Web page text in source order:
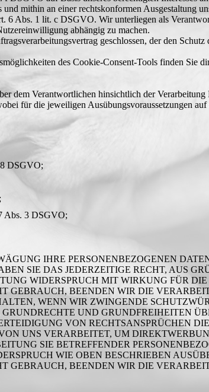
mithin an einer rechtskonformen Ausgestaltung
6 Abs. 1 lit. c DSGVO. Wir unterliegen als
abhängig zu machen.
geschlossen, der den Schutz
des Cookie-Consent-Tools finden Sie
dem Verantwortlichen hinsichtlich der Verarbeitung
für die jeweiligen Ausübungsvoraussetzungen
DSGVO;
Abs. 3 DSGVO;
IHRE PERSONENBEZOGENEN
SIE DAS JEDERZEITIGE RECHT, AUS
WIDERSPRUCH MIT WIRKUNG FÜR
GEBRAUCH, BEENDEN WIR DIE
WENN WIR ZWINGENDE
UND GRUNDFREIHEITEN
VON RECHTSANSPRÜCHEN
UNS VERARBEITET, UM
SIE BETREFFENDER
WIE OBEN BESCHRIEBEN
GEBRAUCH, BEENDEN WIR DIE